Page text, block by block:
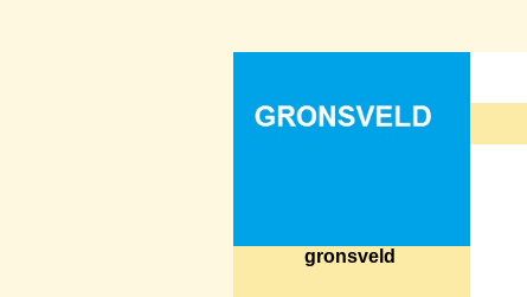
gronsveld